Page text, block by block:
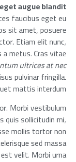
augue blandit
faucibus eget eu
sit amet, posuere
Etiam elit nunc,
metus. Cras vitae
ultrices at nec
pulvinar fringilla.
mattis interdum.
Morbi vestibulum
quis sollicitudin mi,
mollis tortor non
sed massa
velit. Morbi urna